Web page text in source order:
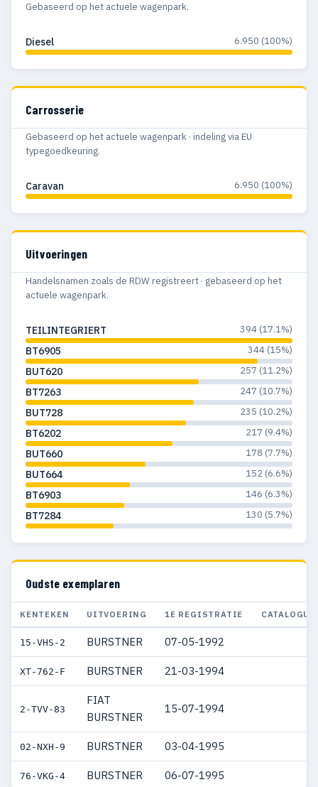
Gebaseerd op het actuele wagenpark.
Diesel 6.950 (100%)
Carrosserie
Gebaseerd op het actuele wagenpark · indeling via EU
typegoedkeuring.
Caravan 6.950 (100%)
Uitvoeringen
Handelsnamen zoals de RDW registreert · gebaseerd op het
actuele wagenpark.
TEILINTEGRIERT 394 (17.1%)
BT6905 344 (15%)
BUT620 257 (11.2%)
BT7263 247 (10.7%)
BUT728 235 (10.2%)
BT6202 217 (9.4%)
BUT660 178 (7.7%)
BUT664 152 (6.6%)
BT6903 146 (6.3%)
BT7284 130 (5.7%)
Oudste exemplaren
KENTEKEN UITVOERING 1E REGISTRATIE
15-VHS-2 BURSTNER 07-05-1992
XT-762-F BURSTNER 21-03-1994
2-TVV-83
FIAT
BURSTNER
15-07-1994
02-NXH-9 BURSTNER 03-04-1995
76-VKG-4 BURSTNER 06-07-1995